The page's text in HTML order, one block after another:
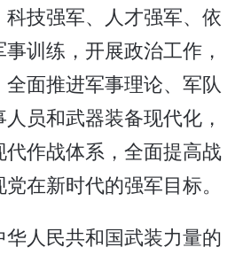
技强军、人才强军、依
训练，开展政治工作，
面推进军事理论、军队
员和武器装备现代化，
作战体系，全面提高战
在新时代的强军目标。
人民共和国武装力量的